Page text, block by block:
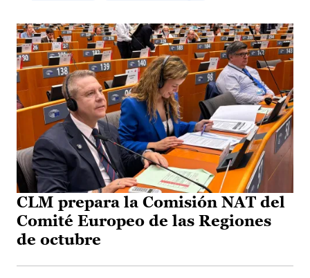
CLM prepara la Comisión NAT del
Comité Europeo de las Regiones
de octubre